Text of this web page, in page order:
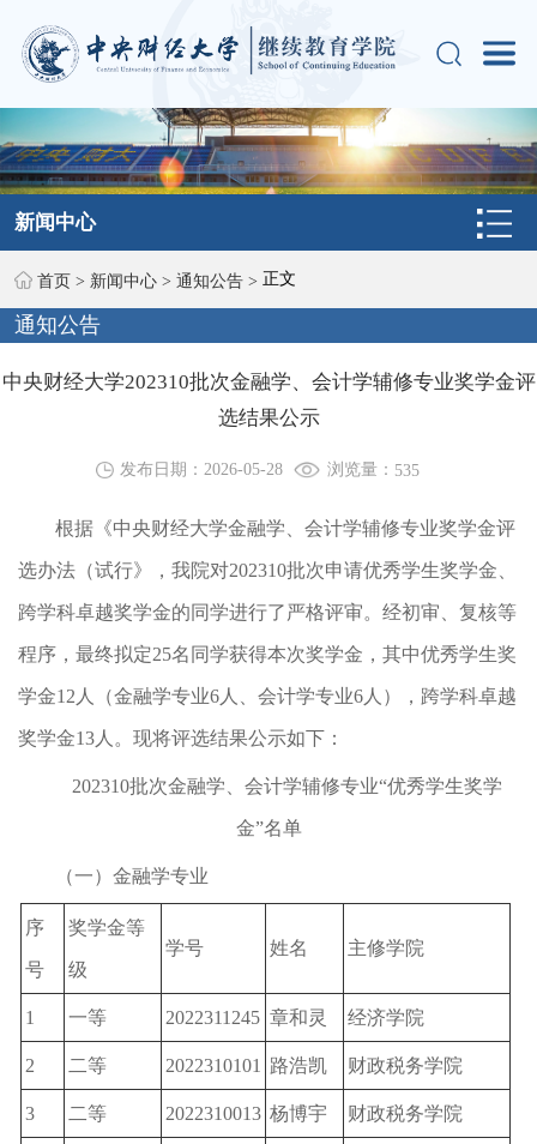
新闻中心
首页 > 新闻中心 > 通知公告 > 正文
通知公告
中央财经大学202310批次金融学、会计学辅修专业奖学金评
选结果公示
发布日期：2026-05-28 浏览量： 535
根据《中央财经大学金融学、会计学辅修专业奖学金评
选办法（试行》，我院对202310批次申请优秀学生奖学金、
跨学科卓越奖学金的同学进行了严格评审。经初审、复核等
程序，最终拟定25名同学获得本次奖学金，其中优秀学生奖
学金12人（金融学专业6人、会计学专业6人），跨学科卓越
奖学金13人。现将评选结果公示如下：
202310批次金融学、会计学辅修专业“优秀学生奖学
金”名单
（一）金融学专业
序
号
奖学金等
级
学号 姓名 主修学院
1 一等 2022311245 章和灵 经济学院
2 二等 2022310101 路浩凯 财政税务学院
3 二等 2022310013 杨博宇 财政税务学院